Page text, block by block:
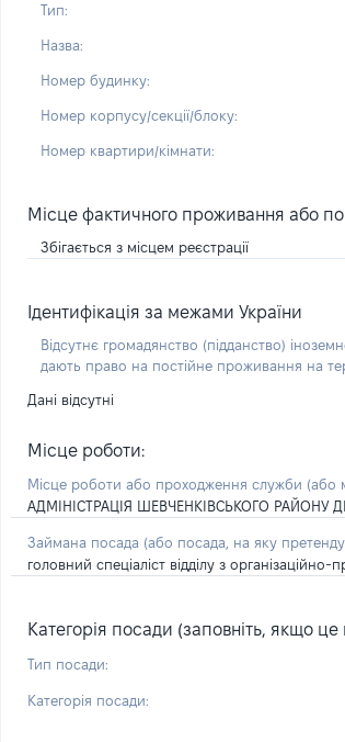
Тип:
Назва:
Номер будинку:
Номер корпусу/секції/блоку:
Номер квартири/кімнати:
Місце фактичного проживання або
Збігається з місцем реєстрації
Ідентифікація за межами України
Відсутнє громадянство (підданство)
дають право на постійне проживання на
Дані відсутні
Місце роботи:
Місце роботи або проходження служби (або
АДМІНІСТРАЦІЯ ШЕВЧЕНКІВСЬКОГО РАЙОНУ
Займана посада (або посада, на яку
головний спеціаліст відділу з організаційно-
Категорія посади (заповніть, якщо це
Тип посади:
Категорія посади: